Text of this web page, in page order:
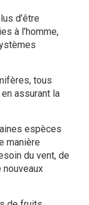
d’être
à l’homme,
tous
assurant la
espèces
manière
du vent, de
nouveaux